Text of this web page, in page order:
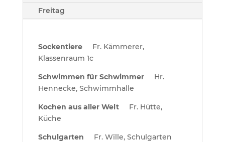
Freitag
Sockentiere Fr. Kämmerer,
Klassenraum 1c
Schwimmen für Schwimmer Hr.
Hennecke, Schwimmhalle
Kochen aus aller Welt Fr. Hütte,
Küche
Schulgarten Fr. Wille, Schulgarten